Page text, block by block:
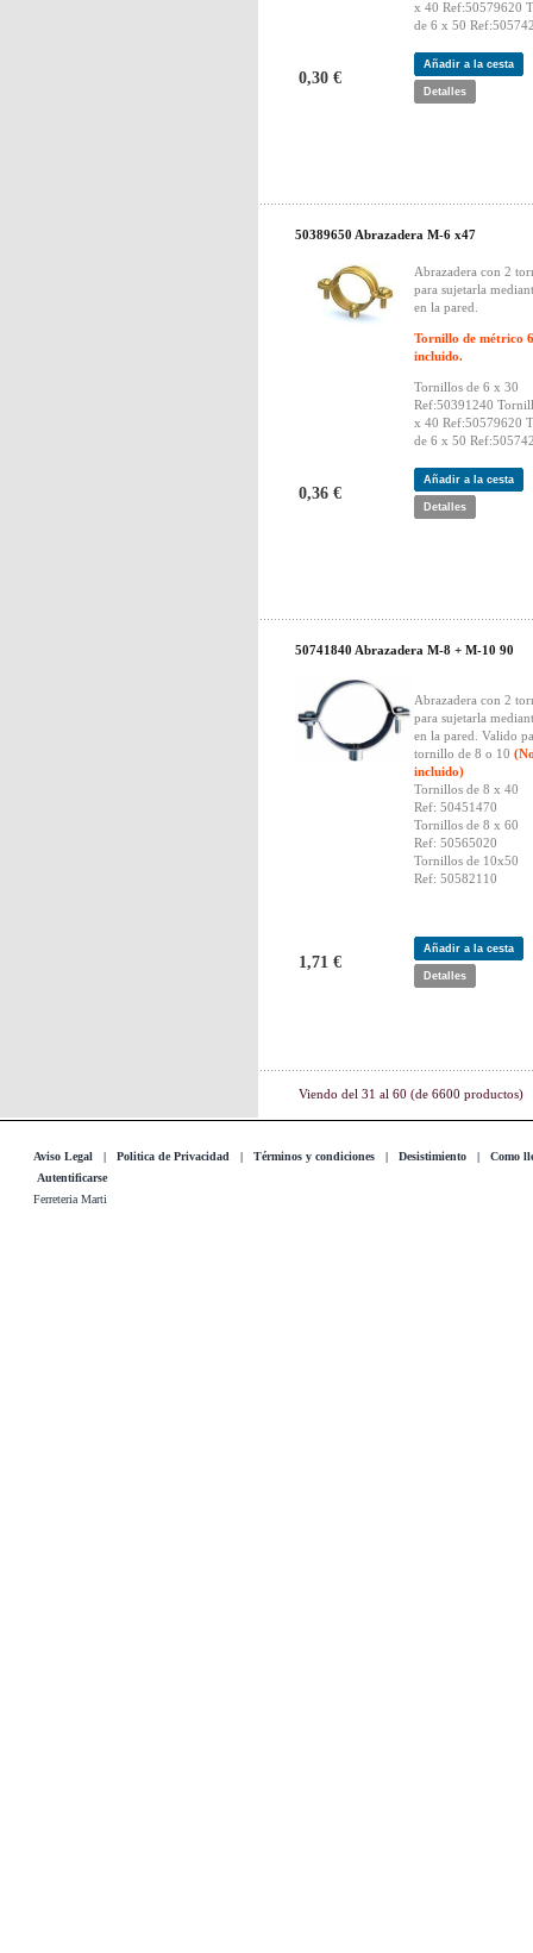
x 40 Ref:50579620
de 6 x 50
0,30 €
Añadir a la cesta
Detalles
50389650 Abrazadera M-6 x47
Abrazadera con 2
para sujetarla
en la pared.
Tornillo de métrico
incluido.
Tornillos de 6 x 30
Ref:50391240
x 40 Ref:50579620
de 6 x 50
0,36 €
Añadir a la cesta
Detalles
50741840 Abrazadera M-8 + M-10 90
Abrazadera con 2
para sujetarla
en la pared. Valido
tornillo de 8 o 10
incluido)
Tornillos de 8 x 40
Ref: 50451470
Tornillos de 8 x 60
Ref: 50565020
Tornillos de 10x50
Ref: 50582110
1,71 €
Añadir a la cesta
Detalles
Viendo del 31 al 60 (de 6600 productos)
Aviso Legal | Politica de Privacidad | Términos y condiciones | Desistimiento | Como
Autentificarse
Ferreteria Marti